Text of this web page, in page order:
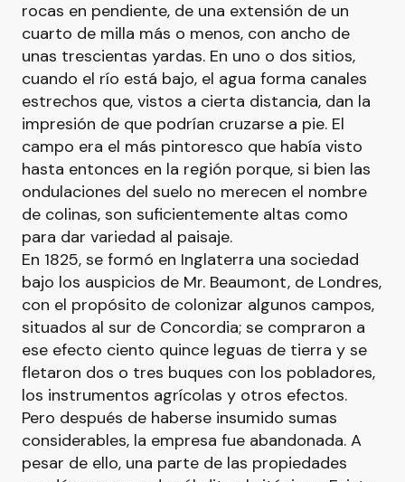
rocas en pendiente, de una extensión de un
cuarto de milla más o menos, con ancho de
unas trescientas yardas. En uno o dos sitios,
cuando el río está bajo, el agua forma canales
estrechos que, vistos a cierta distancia, dan la
impresión de que podrían cruzarse a pie. El
campo era el más pintoresco que había visto
hasta entonces en la región porque, si bien las
ondulaciones del suelo no merecen el nombre
de colinas, son suficientemente altas como
para dar variedad al paisaje.
En 1825, se formó en Inglaterra una sociedad
bajo los auspicios de Mr. Beaumont, de Londres,
con el propósito de colonizar algunos campos,
situados al sur de Concordia; se compraron a
ese efecto ciento quince leguas de tierra y se
fletaron dos o tres buques con los pobladores,
los instrumentos agrícolas y otros efectos.
Pero después de haberse insumido sumas
considerables, la empresa fue abandonada. A
pesar de ello, una parte de las propiedades